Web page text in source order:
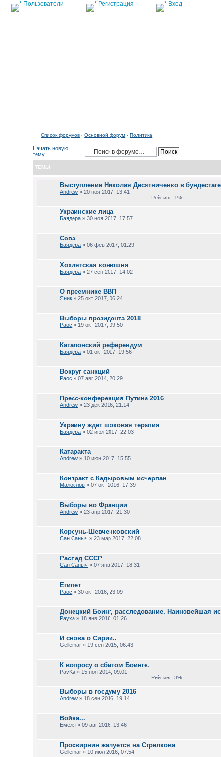
Пользователи Регистрация Вход
Список форумов ‹ Основной форум ‹ Политика
Начать новую
тему
ТЕМЫ
Выступление Николая Десятниченко в бундестаге
Andrew » 20 ноя 2017, 13:41
Рейтинг: 1%
Украинские лица
Баядера » 30 ноя 2017, 17:57
Сова
Баядера » 06 фев 2017, 01:29
Хохлятская конюшня
Баядера » 27 сен 2017, 14:02
О преемнике ВВП
Яник » 25 окт 2017, 06:24
Выборы президента 2018
Раос » 19 окт 2017, 09:50
Каталонский референдум
Баядера » 01 окт 2017, 19:56
Вокруг санкций
Раос » 07 авг 2014, 20:29
Пресс-конференция Путина 2016
Andrew » 23 дек 2016, 21:14
Украину ждет шоковая терапия
Баядера » 02 июл 2017, 22:03
Катаракта
Andrew » 10 июн 2017, 15:55
Контракт с Кадыровым исчерпан
Малослов » 07 окт 2016, 17:39
Выборы во Франции
Andrew » 23 апр 2017, 21:30
Корсунь-Шевченковский
Сан Саныч » 23 мар 2017, 22:08
Распад СССР
Сан Саныч » 07 янв 2017, 18:31
Египет
Раос » 30 окт 2016, 23:09
Донецкий Боинг, расследование. Наиновейшая
Рауха » 18 янв 2016, 01:26
И снова о Сирии..
Gellemar » 19 сен 2015, 06:43
К вопросу о сбитом Боинге.
PavKa » 15 ноя 2014, 09:01
Рейтинг: 3%
Выборы в госдуму 2016
Andrew » 18 сен 2016, 19:14
Война...
Емеля » 09 авг 2016, 13:46
Просвирнин жалуется на Стрелкова
Gellemar » 10 июл 2016, 07:54